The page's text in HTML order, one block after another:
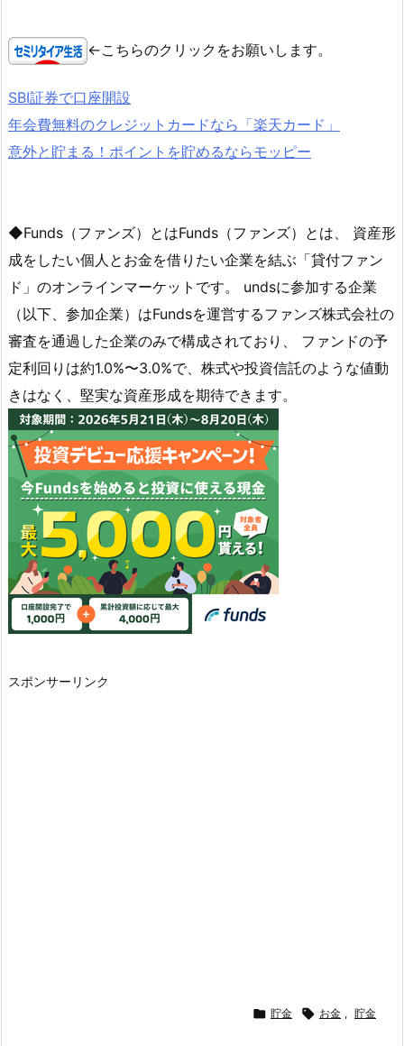
←こちらのクリックをお願いします。
SBI証券で口座開設
年会費無料のクレジットカードなら「楽天カード」
意外と貯まる！ポイントを貯めるならモッピー
◆Funds（ファンズ）とはFunds（ファンズ）とは、 資産形
成をしたい個人とお金を借りたい企業を結ぶ「貸付ファン
ド」のオンラインマーケットです。 undsに参加する企業
（以下、参加企業）はFundsを運営するファンズ株式会社の
審査を通過した企業のみで構成されており、 ファンドの予
定利回りは約1.0%〜3.0%で、株式や投資信託のような値動
きはなく、堅実な資産形成を期待できます。
スポンサーリンク
 貯金  お金 , 貯金